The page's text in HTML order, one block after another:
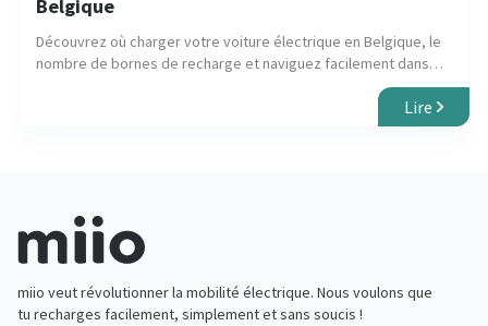
Belgique
Découvrez où charger votre voiture électrique en Belgique, le
nombre de bornes de recharge et naviguez facilement dans
Lire
miio veut révolutionner la mobilité électrique. Nous voulons que
tu recharges facilement, simplement et sans soucis !